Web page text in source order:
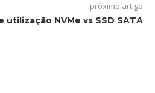
próximo artigo
utilização NVMe vs SSD SATA